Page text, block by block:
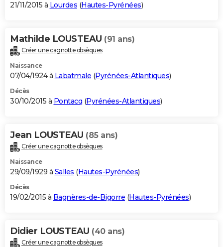
21/11/2015 à Lourdes (Hautes-Pyrénées)
Mathilde LOUSTEAU (91 ans)
Créer une cagnotte obsèques
Naissance
07/04/1924 à Labatmale (Pyrénées-Atlantiques)
Décès
30/10/2015 à Pontacq (Pyrénées-Atlantiques)
Jean LOUSTEAU (85 ans)
Créer une cagnotte obsèques
Naissance
29/09/1929 à Salles (Hautes-Pyrénées)
Décès
19/02/2015 à Bagnères-de-Bigorre (Hautes-Pyrénées)
Didier LOUSTEAU (40 ans)
Créer une cagnotte obsèques